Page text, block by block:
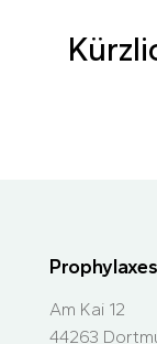
Am Kai 12
44263